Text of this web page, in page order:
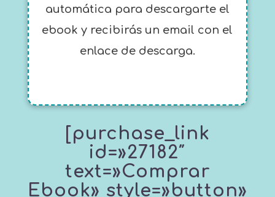
automática para descargarte el
ebook y recibirás un email con el
enlace de descarga.
[purchase_link
id=»27182″
text=»Comprar
Ebook» style=»button»